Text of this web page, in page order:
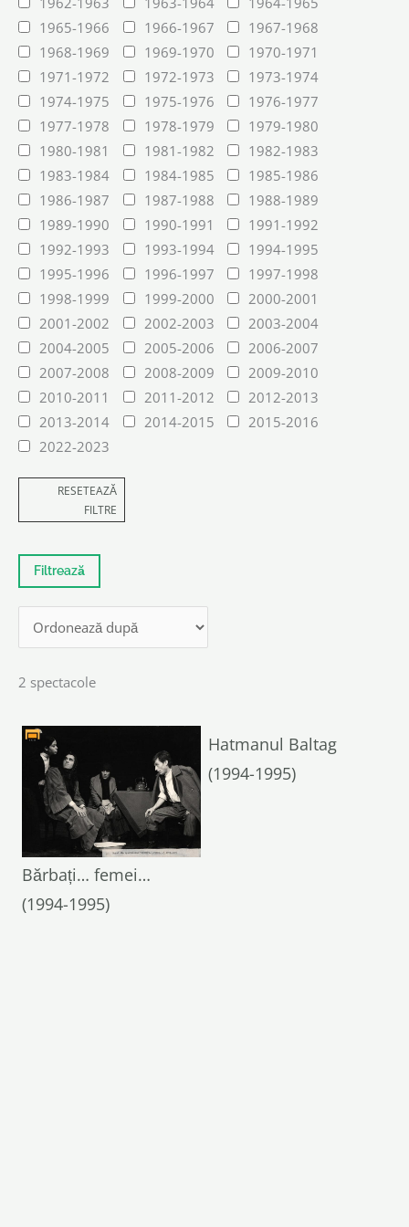
1965-1966
1966-1967
1967-1968
1968-1969
1969-1970
1970-1971
1971-1972
1972-1973
1973-1974
1974-1975
1975-1976
1976-1977
1977-1978
1978-1979
1979-1980
1980-1981
1981-1982
1982-1983
1983-1984
1984-1985
1985-1986
1986-1987
1987-1988
1988-1989
1989-1990
1990-1991
1991-1992
1992-1993
1993-1994
1994-1995
1995-1996
1996-1997
1997-1998
1998-1999
1999-2000
2000-2001
2001-2002
2002-2003
2003-2004
2004-2005
2005-2006
2006-2007
2007-2008
2008-2009
2009-2010
2010-2011
2011-2012
2012-2013
2013-2014
2014-2015
2015-2016
2022-2023
RESETEAZĂ
FILTRE
2 spectacole
Bărbați… femei…
(1994-1995)
Hatmanul Baltag
(1994-1995)